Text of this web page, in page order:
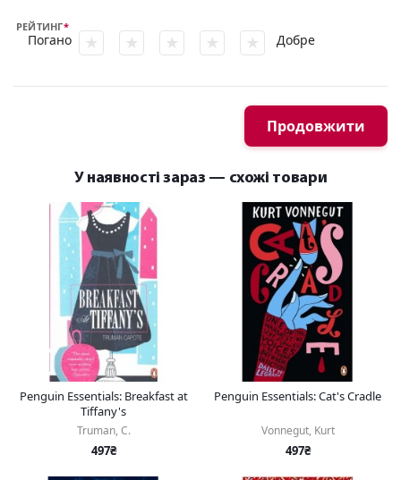
РЕЙТИНГ
Погано Добре
Продовжити
У наявності зараз — схожі товари
Penguin Essentials: Breakfast at
Tiffany's
Truman, C.
497₴
Penguin Essentials: Cat's Cradle
Vonnegut, Kurt
497₴